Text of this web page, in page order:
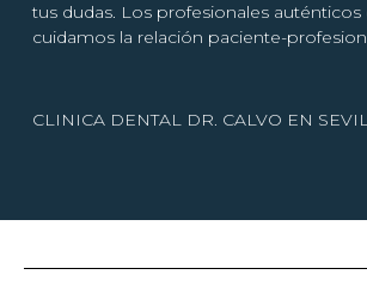
tus dudas. Los profesionales auténticos
cuidamos la relación paciente-
CLINICA DENTAL DR. CALVO EN